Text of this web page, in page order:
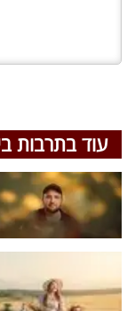
עוד בתרבות